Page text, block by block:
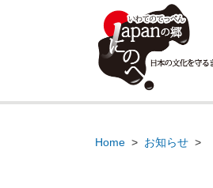
Home > お知らせ >